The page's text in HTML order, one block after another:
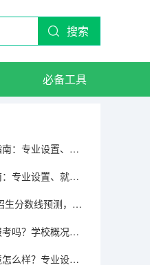
搜索
必备工具
内蒙古工业大学报考指南：专业设置、就业数据与2026分数线参考
浙江树人学院报考指南：专业设置、就业数据与2026分数线参考
浙江传媒学院2026年招生分数线预测，热门专业与就业方向解读
西交利物浦大学值得报考吗？学校概况、专业设施与录取线分析
南京审计大学校园环境怎么样？专业设置与2026录取分数预测